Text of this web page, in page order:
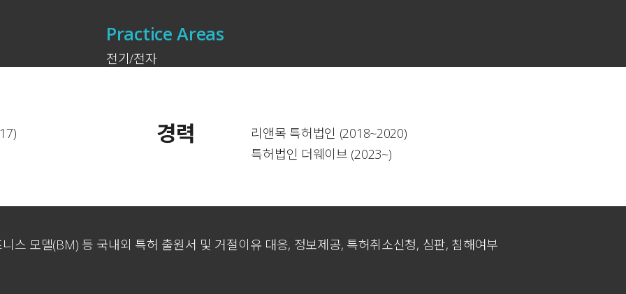
Practice Areas
전기/전자
경력
리앤목 특허법인 (2018~2020)
특허법인 더웨이브 (2023~)
스 모델(BM) 등 국내외 특허 출원서 및 거절이유 대응, 정보제공, 특허취소신청, 심판, 침해여부